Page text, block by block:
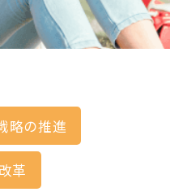
略の推進
革